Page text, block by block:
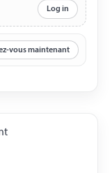
Log in
vous maintenant